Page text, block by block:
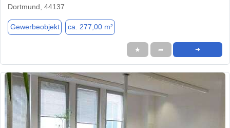
Dortmund, 44137
Gewerbeobjekt ca. 277,00 m²
★ ➦ ➜